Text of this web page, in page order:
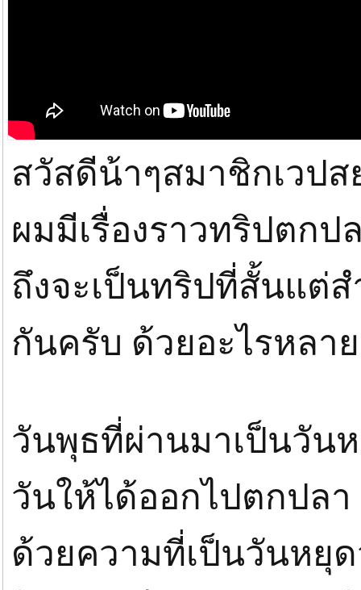
สวัสดีน้าๆสมาชิกเวป
ผมมีเรื่องราวทริปตกป
ถึงจะเป็นทริปที่สั้นแต่
กันครับ ด้วยอะไรหลา
วันพุธที่ผ่านมาเป็นวัน
วันให้ได้ออกไปตกปลา
ด้วยความที่เป็นวันหยุ